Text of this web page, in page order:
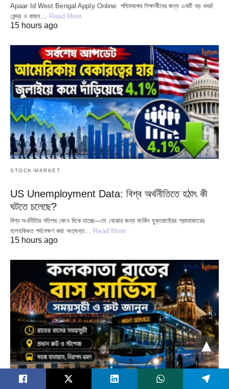
Apaar Id West Bengal Apply Online: পশ্চিমবঙ্গের শিক্ষার্থীদের জন্য একটি বড় খবর!
কেন্দ্র ও রাজ্য…
Read More
15 hours ago
STOCK-MARKET
US Unemployment Data: বিশ্ব অর্থনীতিতে হঠাৎ কী
ঘটতে চলেছে?
বিশ্ব অর্থনীতির গতিপথ কোন দিকে যাচ্ছে—তা বোঝার জন্য মার্কিন যুক্তরাষ্ট্রের শ্রমবাজারের
হালহকিকত পর্যবেক্ষণ করা অত্যন্ত… Read More
15 hours ago
LATEST UPDATES